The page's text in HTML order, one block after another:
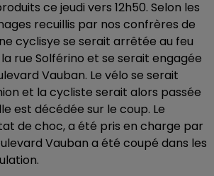
ce jeudi vers 12h50. Selon les
recuillis par nos confrères de
cyclisye se serait arrêtée au feu
rue Solférino et se serait engagée
Vauban. Le vélo se serait
et la cycliste serait alors passée
est décédée sur le coup. Le
de choc, a été pris en charge par
Vauban a été coupé dans les